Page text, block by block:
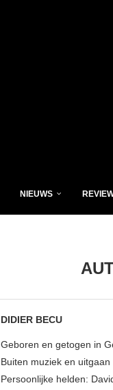
NIEUWS
DIDIER BECU
Geboren en getogen in
Buiten muziek en
Persoonlijke helden: